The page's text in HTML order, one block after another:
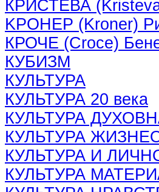
КРИСТЕВА
KPOHEP (Kroner)
КРОЧЕ (Croce)
КУБИЗМ
КУЛЬТУРА
КУЛЬТУРА 20 века
КУЛЬТУРА
КУЛЬТУРА
КУЛЬТУРА И
КУЛЬТУРА